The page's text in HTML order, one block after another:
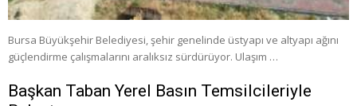
Bursa Büyükşehir Belediyesi, şehir genelinde üstyapı ve altyapı ağını
güçlendirme çalışmalarını aralıksız sürdürüyor. Ulaşım …
Başkan Taban Yerel Basın Temsilcileriyle